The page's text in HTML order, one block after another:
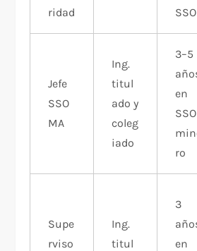
ridad
SSO
Jefe
SSO
MA
Ing.
titul
ado y
coleg
iado
3–5
en
SSO
ro
Supe
rviso
Ing.
titul
3
en